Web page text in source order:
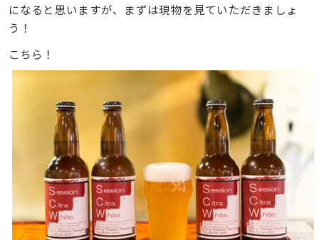
になると思いますが、まずは現物を見ていただきましょ
う！
こちら！